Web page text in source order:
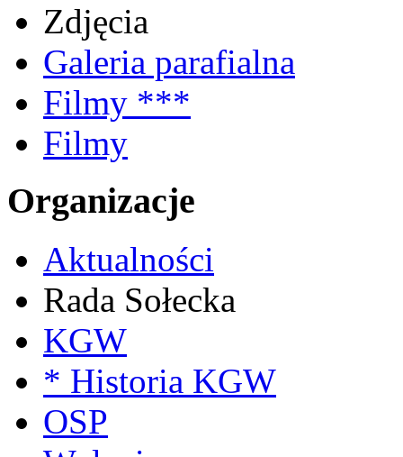
Zdjęcia
Galeria parafialna
Filmy ***
Filmy
Organizacje
Aktualności
Rada Sołecka
KGW
* Historia KGW
OSP